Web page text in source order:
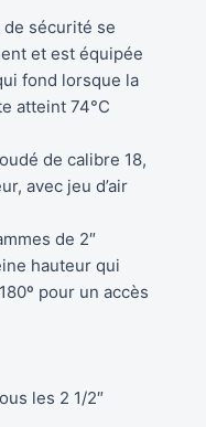
de sécurité se
et est équipée
fond lorsque la
atteint 74°C
de calibre 18,
avec jeu d’air
de 2″
hauteur qui
pour un accès
les 2 1/2″